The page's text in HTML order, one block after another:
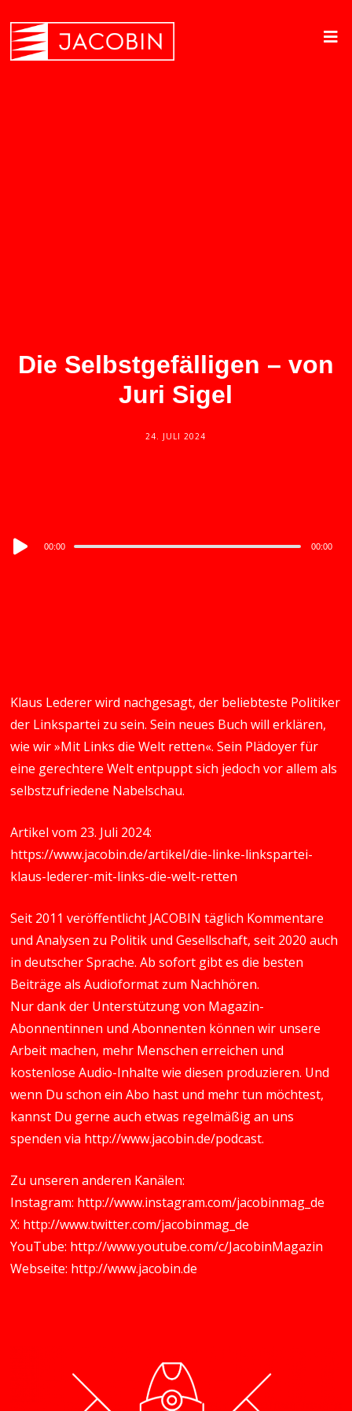
Die Selbstgefälligen – von
Juri Sigel
24. JULI 2024
Audio
00:00 00:00
Klaus Lederer wird nachgesagt, der beliebteste Politiker
der Linkspartei zu sein. Sein neues Buch will erklären,
wie wir »Mit Links die Welt retten«. Sein Plädoyer für
eine gerechtere Welt entpuppt sich jedoch vor allem als
selbstzufriedene Nabelschau.
Artikel vom 23. Juli 2024:
https://www.jacobin.de/artikel/die-linke-linkspartei-
klaus-lederer-mit-links-die-welt-retten
Seit 2011 veröffentlicht JACOBIN täglich Kommentare
und Analysen zu Politik und Gesellschaft, seit 2020 auch
in deutscher Sprache. Ab sofort gibt es die besten
Beiträge als Audioformat zum Nachhören.
Nur dank der Unterstützung von Magazin-
Abonnentinnen und Abonnenten können wir unsere
Arbeit machen, mehr Menschen erreichen und
kostenlose Audio-Inhalte wie diesen produzieren. Und
wenn Du schon ein Abo hast und mehr tun möchtest,
kannst Du gerne auch etwas regelmäßig an uns
spenden via http://www.jacobin.de/podcast.
Zu unseren anderen Kanälen:
Instagram: http://www.instagram.com/jacobinmag_de
X: http://www.twitter.com/jacobinmag_de
YouTube: http://www.youtube.com/c/JacobinMagazin
Webseite: http://www.jacobin.de